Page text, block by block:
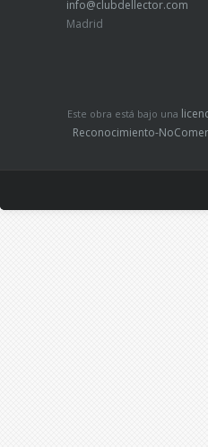
info@clubdellector.com
Madrid
Este obra está bajo una
Reconocimiento-